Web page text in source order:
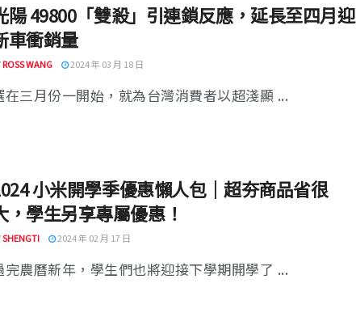
陽 49800「雙殺」引連鎖反應，延長至四月迎
車衝銷量
ROSS WANG 2024 年 03 月 18 日
在三月份一開始，就為台灣消費者以超淺顯 ...
小米開學季優惠懶人包｜超夯商品省很
，學生另享專屬優惠！
SHENGTI 2024 年 02 月 17 日
完農曆新年，學生們也將迎接下學期開學了 ...